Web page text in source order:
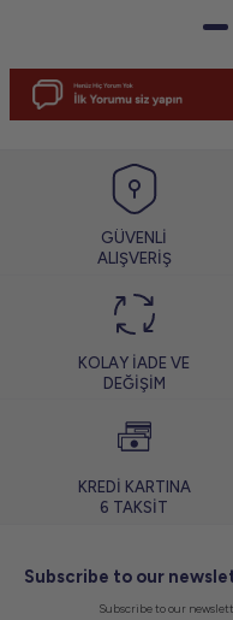
GÜVENLİ
ALIŞVERİŞ
KOLAY İADE VE
DEĞİŞİM
KREDİ KARTINA
6 TAKSİT
Subscribe to our
Subscribe to our